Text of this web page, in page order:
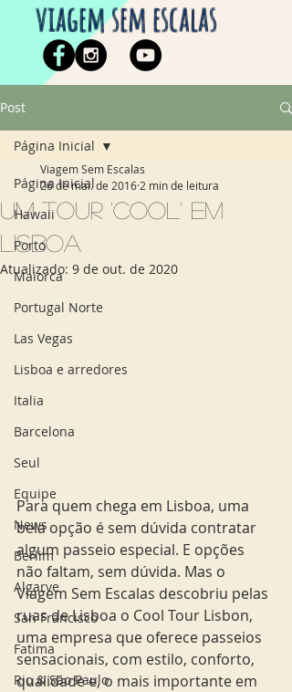
viagem sem escalas
Post
Página Inicial
Hawaii
Porto
Maiorca
Portugal Norte
Las Vegas
Lisboa e arredores
Italia
Barcelona
Seul
Equipe
News
Berlim
Algarve
San Francisco
Fatima
Rio & São Paulo
Página Inicial
Um tour 'cool' em
Lisboa
Viagem Sem Escalas
26 de mai. de 2016 2 min de leitura
Atualizado: 9 de out. de 2020
Para quem chega em Lisboa, uma
bela opção é sem dúvida contratar
algum passeio especial. E opções
não faltam, sem dúvida. Mas o
Viagem Sem Escalas descobriu pelas
ruas de Lisboa o Cool Tour Lisbon,
uma empresa que oferece passeios
sensacionais, com estilo, conforto,
qualidade e, o mais importante em